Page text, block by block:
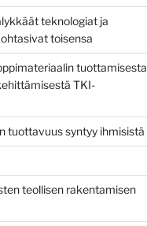
teknologiat ja
toisensa
tuottamisesta
TKI-
tuottavuus syntyy ihmisistä
teollisen rakentamisen